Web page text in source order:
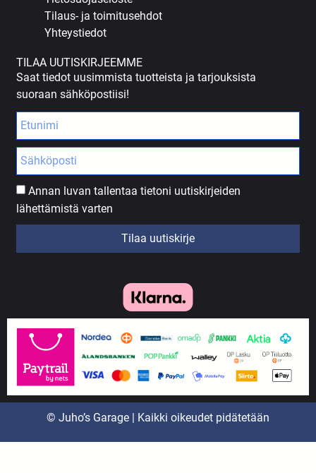
Tilaus- ja toimitusehdot
Yhteystiedot
TILAA UUTISKIRJEEMME
Saat tiedot uusimmista tuotteista ja tarjouksista
suoraan sähköpostiisi!
Annan luvan tallentaa tietoni uutiskirjeiden
lähettämistä varten
Tilaa uutiskirje
© Juho’s Garage | Kaikki oikeudet pidätetään